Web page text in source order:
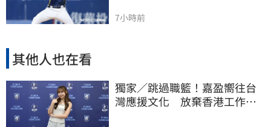
7小時前
其他人也在看
獨家／跳過職籃！嘉盈嚮往台
灣應援文化 放棄香港工作跨